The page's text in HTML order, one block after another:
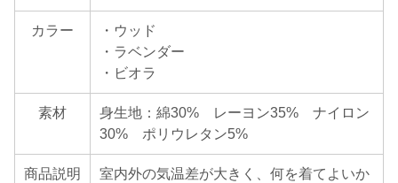
カラー
・ウッド
・ラベンダー
・ビオラ
素材
身生地：綿30% レーヨン35% ナイロン
30% ポリウレタン5%
商品説明
室内外の気温差が大きく、何を着てよいか